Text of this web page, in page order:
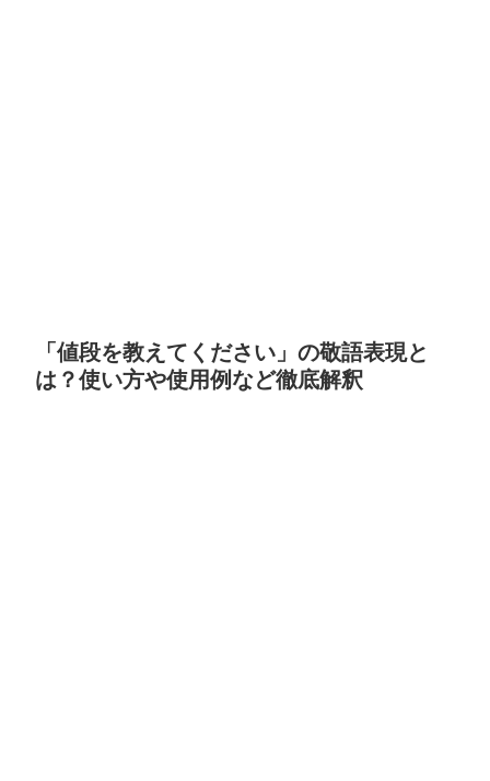
「値段を教えてください」の敬語表現と
は？使い方や使用例など徹底解釈